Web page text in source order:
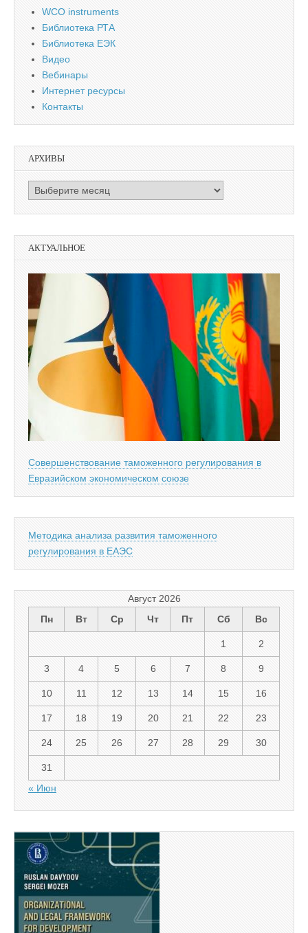
WCO instruments
Библиотека РТА
Библиотека ЕЭК
Видео
Вебинары
Интернет ресурсы
Контакты
АРХИВЫ
Архивы
АКТУАЛЬНОЕ
Совершенствование таможенного регулирования в
Евразийском экономическом союзе
Методика анализа развития таможенного
регулирования в ЕАЭС
Август 2026
Пн
Вт Ср Чт Пт Сб Вс
1 2
3 4 5 6 7 8 9
10 11 12 13 14 15 16
17 18 19 20 21 22 23
24 25 26 27 28 29 30
31
« Июн